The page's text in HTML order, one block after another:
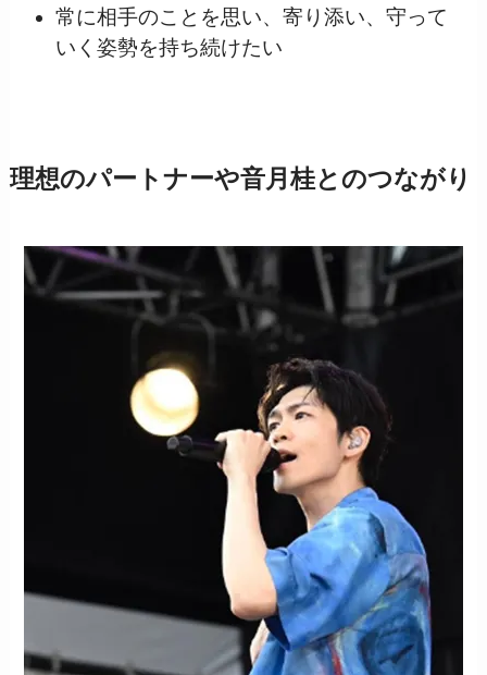
常に相手のことを思い、寄り添い、守って
いく姿勢を持ち続けたい
理想のパートナーや音月桂とのつながり